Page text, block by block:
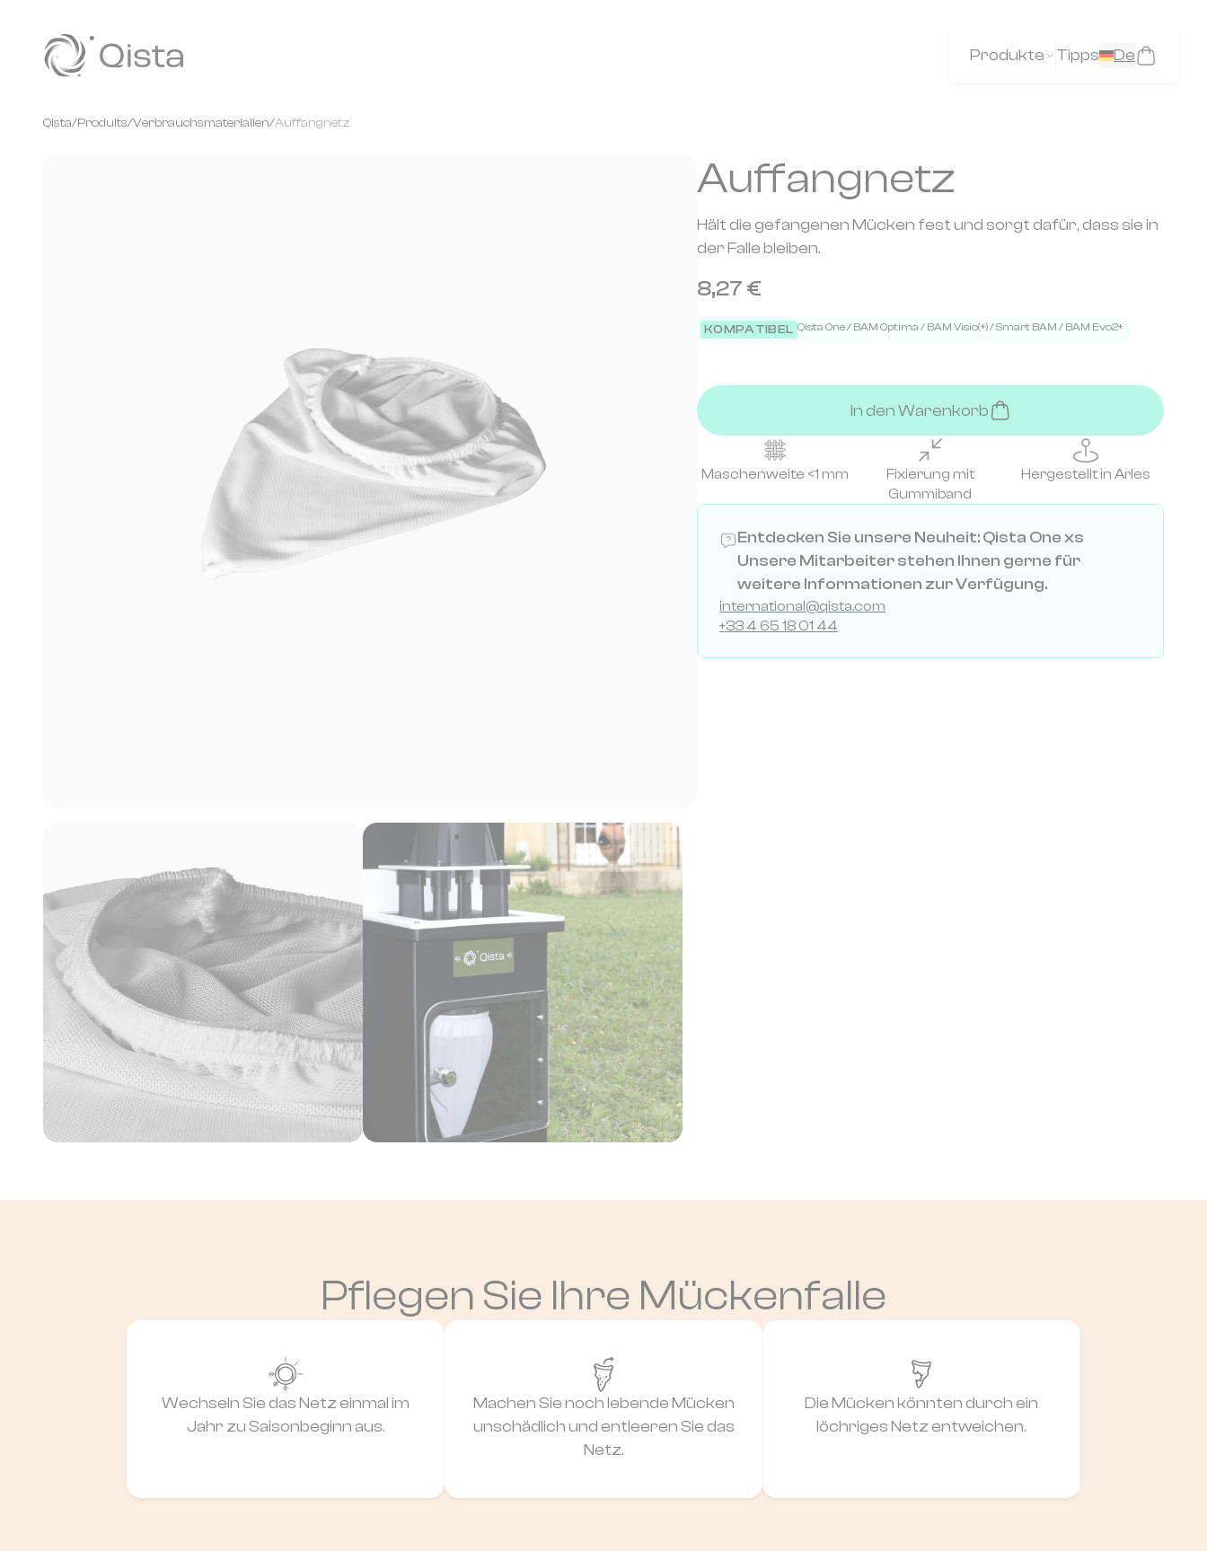
Produkte Tipps De
Qista/Produits/Verbrauchsmaterialien/Auffangnetz
Auffangnetz
Hält die gefangenen Mücken fest und sorgt dafür, dass sie in
der Falle bleiben.
8,27 €
KOMPATIBEL Qista One / BAM Optima / BAM Visio(+) / Smart BAM / BAM Evo2+
In den Warenkorb
Maschenweite <1 mm
Fixierung mit
Gummiband
Hergestellt in Arles
Entdecken Sie unsere Neuheit: Qista One xs
Unsere Mitarbeiter stehen Ihnen gerne für
weitere Informationen zur Verfügung.
international@qista.com
+33 4 65 18 01 44
Pflegen Sie Ihre Mückenfalle
Wechseln Sie das Netz einmal im
Jahr zu Saisonbeginn aus.
Machen Sie noch lebende Mücken
unschädlich und entleeren Sie das
Netz.
Die Mücken könnten durch ein
löchriges Netz entweichen.